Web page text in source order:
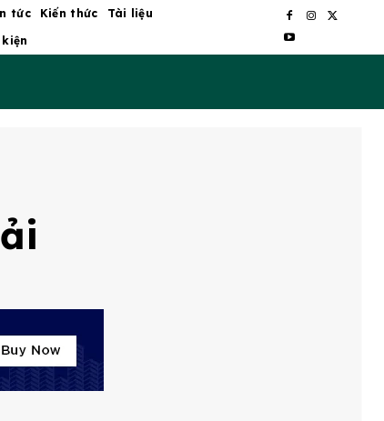
tức Kiến thức
Tài liệu